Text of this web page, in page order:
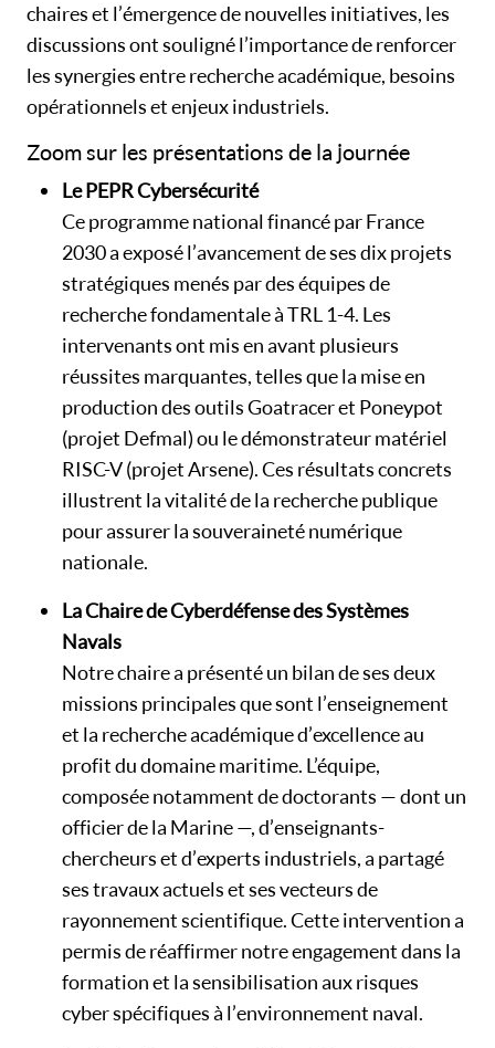
chaires et l’émergence de nouvelles initiatives, les
discussions ont souligné l’importance de renforcer
les synergies entre recherche académique, besoins
opérationnels et enjeux industriels.
Zoom sur les présentations de la journée
Le PEPR Cybersécurité
Ce programme national financé par France
2030 a exposé l’avancement de ses dix projets
stratégiques menés par des équipes de
recherche fondamentale à TRL 1-4. Les
intervenants ont mis en avant plusieurs
réussites marquantes, telles que la mise en
production des outils Goatracer et Poneypot
(projet Defmal) ou le démonstrateur matériel
RISC-V (projet Arsene). Ces résultats concrets
illustrent la vitalité de la recherche publique
pour assurer la souveraineté numérique
nationale.
La Chaire de Cyberdéfense des Systèmes
Navals
Notre chaire a présenté un bilan de ses deux
missions principales que sont l’enseignement
et la recherche académique d’excellence au
profit du domaine maritime. L’équipe,
composée notamment de doctorants — dont un
officier de la Marine —, d’enseignants-
chercheurs et d’experts industriels, a partagé
ses travaux actuels et ses vecteurs de
rayonnement scientifique. Cette intervention a
permis de réaffirmer notre engagement dans la
formation et la sensibilisation aux risques
cyber spécifiques à l’environnement naval.